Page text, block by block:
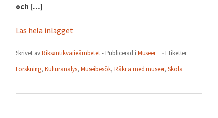
och […]
Läs hela inlägget
Skrivet avRiksantikvarieämbetet- Publicerad i Museer
- Etiketter
Forskning, Kulturanalys, Museibesök, Räkna med museer, Skola